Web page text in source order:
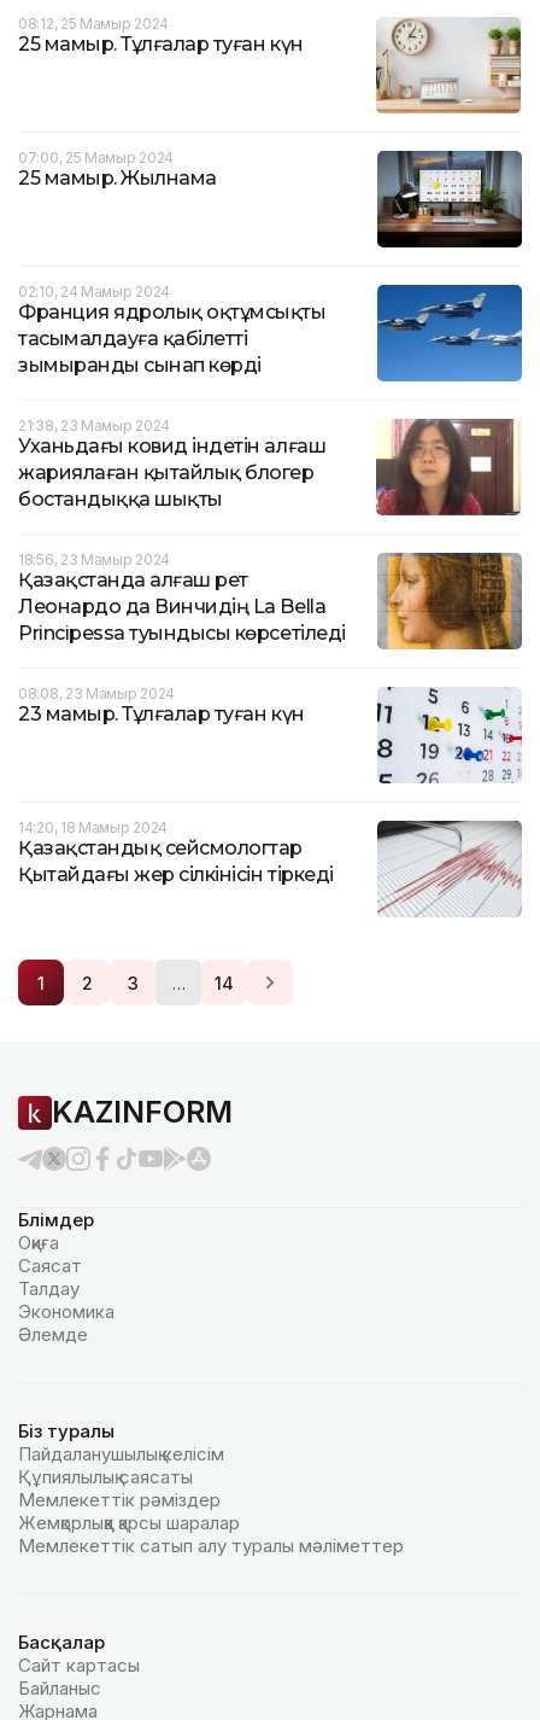
08:12, 25 Мамыр 2024
25 мамыр. Тұлғалар туған күн
07:00, 25 Мамыр 2024
25 мамыр. Жылнама
02:10, 24 Мамыр 2024
Франция ядролық оқтұмсықты
тасымалдауға қабілетті
зымыранды сынап көрді
21:38, 23 Мамыр 2024
Уханьдағы ковид індетін алғаш
жариялаған қытайлық блогер
бостандыққа шықты
18:56, 23 Мамыр 2024
Қазақстанда алғаш рет
Леонардо да Винчидің La Bella
Principessa туындысы көрсетіледі
08:08, 23 Мамыр 2024
23 мамыр. Тұлғалар туған күн
14:20, 18 Мамыр 2024
Қазақстандық сейсмологтар
Қытайдағы жер сілкінісін тіркеді
1 2 3 … 14
KAZINFORM
Бөлімдер
Оқиға
Саясат
Талдау
Экономика
Әлемде
Біз туралы
Пайдаланушылық келiciм
Құпиялылық саясаты
Мемлекеттік рәміздер
Жемқорлыққа қарсы шаралар
Мемлекеттік сатып алу туралы мәлiметтер
Басқалар
Сайт картасы
Байланыс
Жарнама